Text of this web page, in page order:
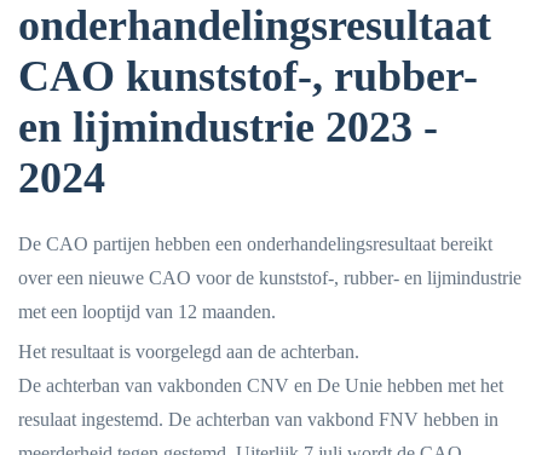
onderhandelingsresultaat
CAO kunststof-, rubber-
en lijmindustrie 2023 -
2024
De CAO partijen hebben een onderhandelingsresultaat bereikt
over een nieuwe CAO voor de kunststof-, rubber- en lijmindustrie
met een looptijd van 12 maanden.
Het resultaat is voorgelegd aan de achterban.
De achterban van vakbonden CNV en De Unie hebben met het
resulaat ingestemd. De achterban van vakbond FNV hebben in